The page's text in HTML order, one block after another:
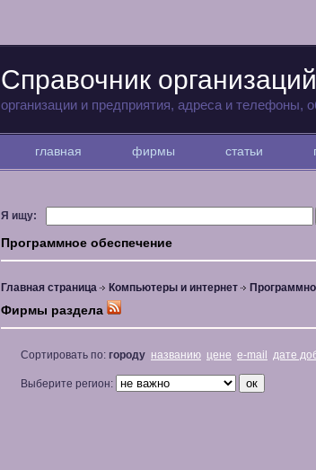
Справочник
организации и предприятия, адреса и телефоны,
главная фирмы статьи
Я ищу:
Программное обеспечение
Главная страница Компьютеры и интернет
Фирмы раздела
Сортировать по: городу названию цене e-mail дате
Выберите регион: